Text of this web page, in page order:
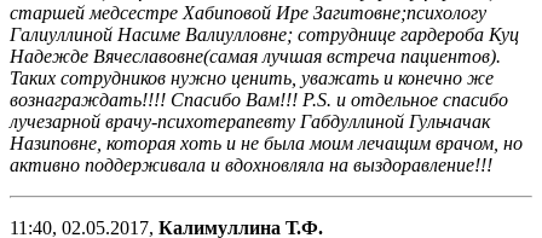
старшей медсестре Хабиповой Ире Загитовне;психологу
Галиуллиной Насиме Валиулловне; сотруднице гардероба Куц
Надежде Вячеславовне(самая лучшая встреча пациентов).
Таких сотрудников нужно ценить, уважать и конечно же
вознаграждать!!!! Спасибо Вам!!! P.S. и отдельное спасибо
лучезарной врачу-психотерапевту Габдуллиной Гульчачак
Назиповне, которая хоть и не была моим лечащим врачом, но
активно поддерживала и вдохновляла на выздоравление!!!
11:40, 02.05.2017, Калимуллина Т.Ф.